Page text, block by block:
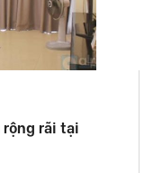
rộng rãi tại